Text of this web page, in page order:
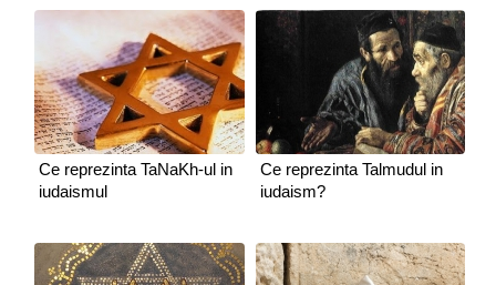
Ce reprezinta TaNaKh-ul in
iudaismul
Ce reprezinta Talmudul in
iudaism?